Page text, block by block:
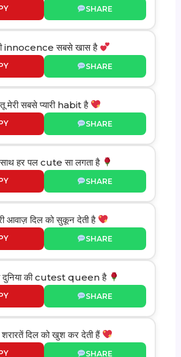
SHARE
innocence सबसे खास है
SHARE
तू मेरी सबसे प्यारी habit है
SHARE
हर पल cute सा लगता है
SHARE
आवाज़ दिल को सुकून देती है
SHARE
दुनिया की cutest queen है
SHARE
शरारतें दिल को खुश कर देती हैं
SHARE